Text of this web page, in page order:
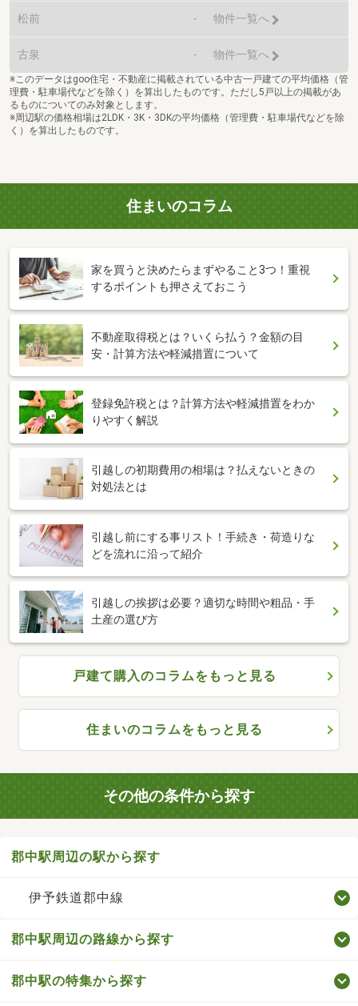
松前 - 物件一覧へ
古泉 - 物件一覧へ
※このデータはgoo住宅・不動産に掲載されている中古一戸建ての平均価格（管
理費・駐車場代などを除く）を算出したものです。ただし5戸以上の掲載があ
るものについてのみ対象とします。
※周辺駅の価格相場は2LDK・3K・3DKの平均価格（管理費・駐車場代などを除
く）を算出したものです。
住まいのコラム
家を買うと決めたらまずやること3つ！重視
するポイントも押さえておこう
不動産取得税とは？いくら払う？金額の目
安・計算方法や軽減措置について
登録免許税とは？計算方法や軽減措置をわか
りやすく解説
引越しの初期費用の相場は？払えないときの
対処法とは
引越し前にする事リスト！手続き・荷造りな
どを流れに沿って紹介
引越しの挨拶は必要？適切な時間や粗品・手
土産の選び方
戸建て購入のコラムをもっと見る
住まいのコラムをもっと見る
その他の条件から探す
郡中駅周辺の駅から探す
伊予鉄道郡中線
郡中駅周辺の路線から探す
郡中駅の特集から探す